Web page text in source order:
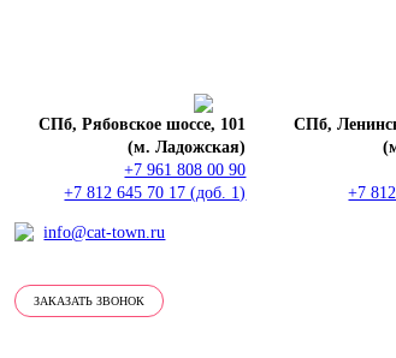
СПб, Рябовское шоссе, 101
(м. Ладожская)
+7 961 808 00 90
+7 812 645 70 17 (доб. 1)
СПб,
+7
info@cat-town.ru
ЗАКАЗАТЬ ЗВОНОК